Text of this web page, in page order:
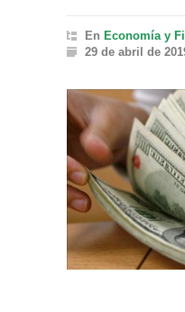
En Economía y
29 de abril de